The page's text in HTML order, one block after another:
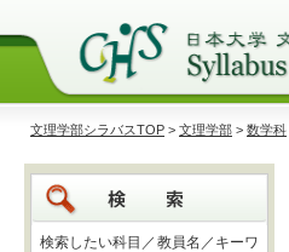
文理学部シラバスTOP > 文理学部 > 数学科
検索したい科目／教員名／キーワ